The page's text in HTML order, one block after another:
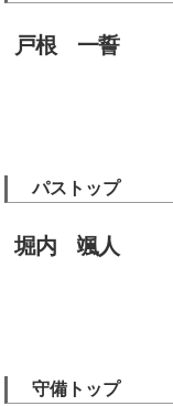
戸根 一誓
パストップ
堀内 颯人
守備トップ